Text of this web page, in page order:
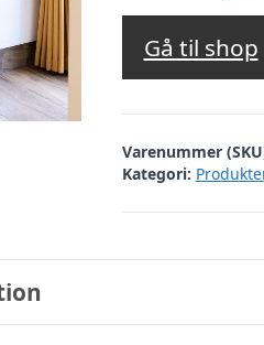
Gå til shop
Varenummer
Kategori: